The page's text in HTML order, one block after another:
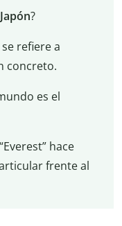
Japón?
refiere a
concreto.
es el
hace
frente al